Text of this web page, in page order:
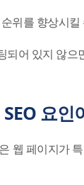
위를 향상시
되어 있지 않으
요인
웹 페이지가